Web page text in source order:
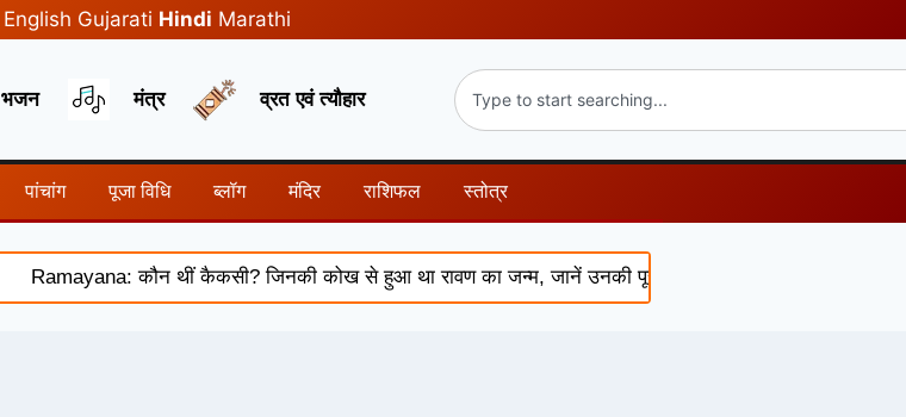
English Gujarati Hindi Marathi
भजन मंत्र व्रत एवं त्यौहार
पांचांग पूजा विधि ब्लॉग मंदिर राशिफल स्तोत्र
Ramayana: कौन थीं कैकसी? जिनकी कोख से हुआ था रावण का जन्म, जानें उनकी पूरी कथा